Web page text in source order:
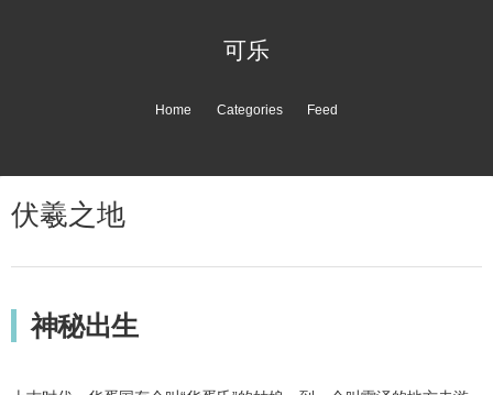
可乐
Home Categories Feed
伏羲之地
神秘出生